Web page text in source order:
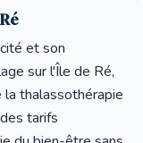
et son
sur l'Île de Ré,
thalassothérapie
tarifs